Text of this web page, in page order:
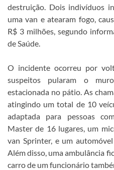
destruição. Dois indivíduos
uma van e atearam fogo,
R$ 3 milhões, segundo
de Saúde.
O incidente ocorreu por
suspeitos pularam o
estacionada no pátio. As
atingindo um total de 10
adaptada para pessoas
Master de 16 lugares, um
van Sprinter, e um
Além disso, uma ambulância
carro de um funcionário